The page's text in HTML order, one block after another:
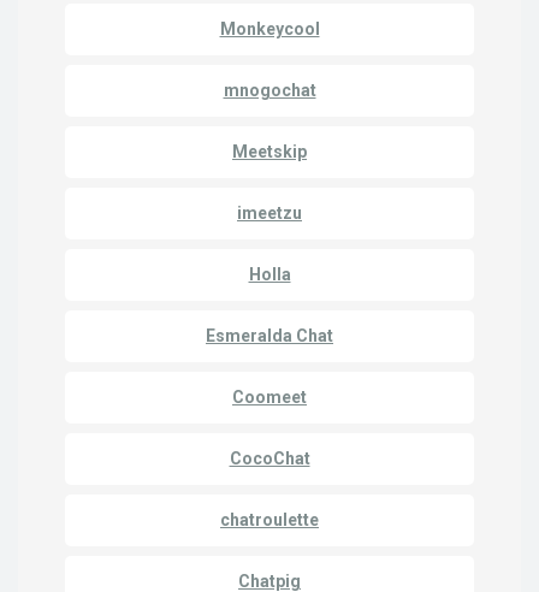
Monkeycool
mnogochat
Meetskip
imeetzu
Holla
Esmeralda Chat
Coomeet
CocoChat
chatroulette
Chatpig